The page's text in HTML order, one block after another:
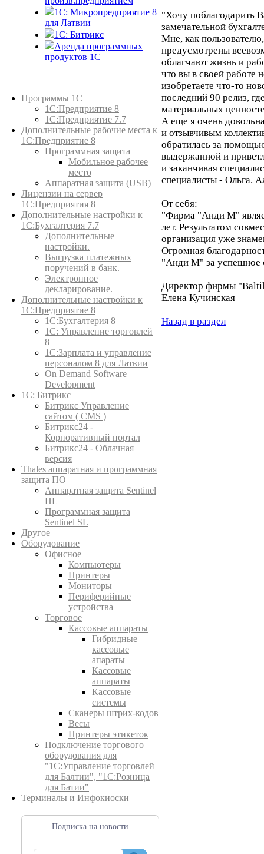
1С: Микропредприятие 8
для Латвии
1C: Битрикс
Аренда программных
продуктов 1С
Программы 1С
1С:Предприятие 8
1С:Предприятие 7.7
Дополнительные рабочие места к
1С:Предприятие 8
Программная защита
Мобильное рабочее
место
Аппаратная защита (USB)
Лицензии на сервер
1С:Предприятия 8
Дополнительные настройки к
1С:Бухгалтерия 7.7
Дополнительные
настройки.
Выгрузка платежных
поручений в банк.
Электронное
декларирование.
Дополнительные настройки к
1С:Предприятие 8
1С:Бухгалтерия 8
1C: Управление торговлей
8
1С:Зарплата и управление
персоналом 8 для Латвии
On Demand Software
Development
1С: Битрикс
Битрикс Управление
сайтом ( CMS )
Битрикс24 -
Корпоративный портал
Битрикс24 - Облачная
версия
Thales аппаратная и программная
защита ПО
Аппаратная защита Sentinel
HL
Программная защита
Sentinel SL
Другое
Оборудование
Офисное
Компьютеры
Принтеры
Мониторы
Периферийные
устройства
Торговое
Кассовые аппараты
Гибридные
кассовые
апараты
Кассовые
аппараты
Кассовые
системы
Сканеры штрих-кодов
Весы
Принтеры этикеток
Подключение торгового
оборудования для
"1С:Управление торговлей
для Балтии", "1С:Розница
для Батии"
Терминалы и Инфокиоски
Подписка на новости
"Хочу поблагодарить
замечательной
Мне, как
предусмотрены
облагчают жизнь и
что вы в своей работе
изобретаете что-то
последний 90 релиз,
материальных
А еще я очень
и отзывчивым
обратилась за
выдержанной и
и заканчивая
специалисты - Ольга.
От себя:
"Фирма "Анди М"
лет. Результатом
организация уже
Огромная
"Анди М" за успешное
Директор фирмы
Елена Кучинская
Назад в раздел